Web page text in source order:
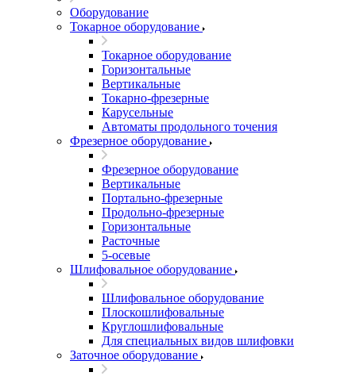
Оборудование
Токарное оборудование
Токарное оборудование
Горизонтальные
Вертикальные
Токарно-фрезерные
Карусельные
Автоматы продольного точения
Фрезерное оборудование
Фрезерное оборудование
Вертикальные
Портально-фрезерные
Продольно-фрезерные
Горизонтальные
Расточные
5-осевые
Шлифовальное оборудование
Шлифовальное оборудование
Плоскошлифовальные
Круглошлифовальные
Для специальных видов шлифовки
Заточное оборудование